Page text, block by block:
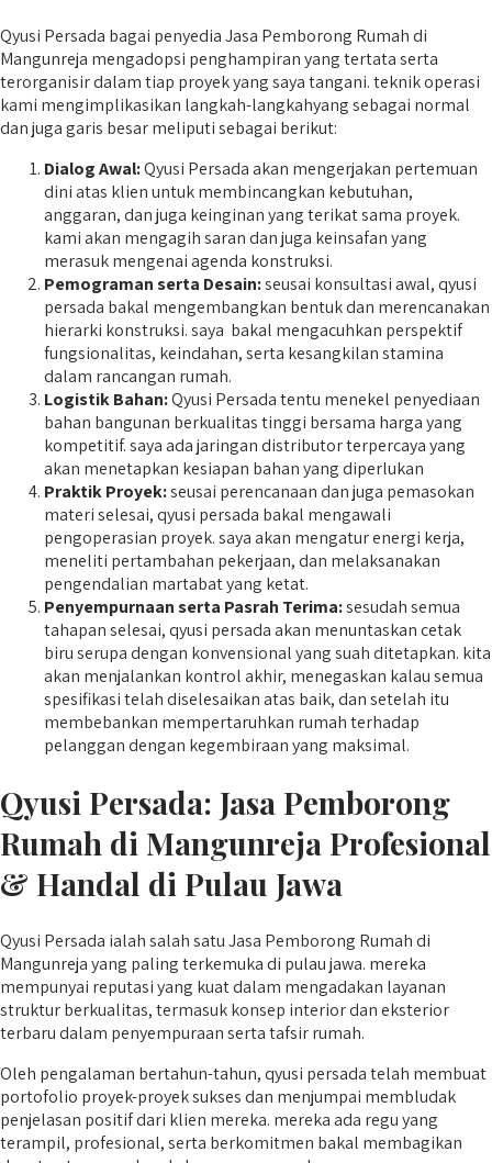
Qyusi Persada bagai penyedia Jasa Pemborong Rumah di
Mangunreja mengadopsi penghampiran yang tertata serta
terorganisir dalam tiap proyek yang saya tangani. teknik operasi
kami mengimplikasikan langkah-langkahyang sebagai normal
dan juga garis besar meliputi sebagai berikut:
Dialog Awal:Qyusi Persada akan mengerjakan pertemuan
dini atas klien untuk membincangkan kebutuhan,
anggaran, dan juga keinginan yang terikat sama proyek.
kami akan mengagih saran dan juga keinsafan yang
merasuk mengenai agenda konstruksi.
Pemograman serta Desain:seusai konsultasi awal, qyusi
persada bakal mengembangkan bentuk dan merencanakan
hierarki konstruksi. saya bakal mengacuhkan perspektif
fungsionalitas, keindahan, serta kesangkilan stamina
dalam rancangan rumah.
Logistik Bahan:Qyusi Persada tentu menekel penyediaan
bahan bangunan berkualitas tinggi bersama harga yang
kompetitif. saya ada jaringan distributor terpercaya yang
akan menetapkan kesiapan bahan yang diperlukan
Praktik Proyek:seusai perencanaan dan juga pemasokan
materi selesai, qyusi persada bakal mengawali
pengoperasian proyek. saya akan mengatur energi kerja,
meneliti pertambahan pekerjaan, dan melaksanakan
pengendalian martabat yang ketat.
Penyempurnaan serta Pasrah Terima:sesudah semua
tahapan selesai, qyusi persada akan menuntaskan cetak
biru serupa dengan konvensional yang suah ditetapkan. kita
akan menjalankan kontrol akhir, menegaskan kalau semua
spesifikasi telah diselesaikan atas baik, dan setelah itu
membebankan mempertaruhkan rumah terhadap
pelanggan dengan kegembiraan yang maksimal.
Qyusi Persada: Jasa Pemborong
Rumah di Mangunreja Profesional
& Handal di Pulau Jawa
Qyusi Persada ialah salah satu Jasa Pemborong Rumah di
Mangunreja yang paling terkemuka di pulau jawa. mereka
mempunyai reputasi yang kuat dalam mengadakan layanan
struktur berkualitas, termasuk konsep interior dan eksterior
terbaru dalam penyempuraan serta tafsir rumah.
Oleh pengalaman bertahun-tahun, qyusi persada telah membuat
portofolio proyek-proyek sukses dan menjumpai membludak
penjelasan positif dari klien mereka. mereka ada regu yang
terampil, profesional, serta berkomitmen bakal membagikan